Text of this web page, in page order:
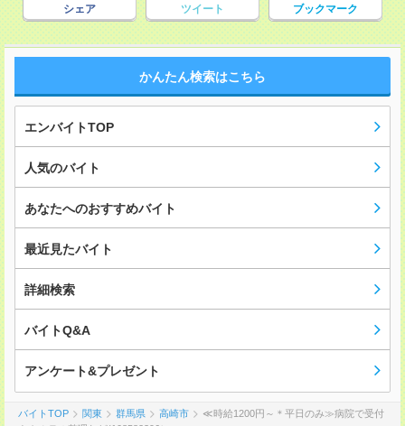
シェア ツイート ブックマーク
かんたん検索はこちら
エンバイトTOP
人気のバイト
あなたへのおすすめバイト
最近見たバイト
詳細検索
バイトQ&A
アンケート&プレゼント
バイトTOP 関東 群馬県 高崎市
≪時給1200円～＊平日のみ≫病院で受付